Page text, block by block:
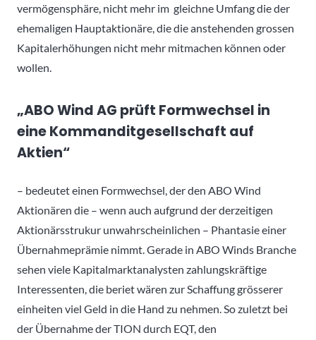
vermögensphäre, nicht mehr im gleichne Umfang die der
ehemaligen Hauptaktionäre, die die anstehenden grossen
Kapitalerhöhungen nicht mehr mitmachen können oder
wollen.
„ABO Wind AG prüft Formwechsel in
eine Kommanditgesellschaft auf
Aktien“
– bedeutet einen Formwechsel, der den ABO Wind
Aktionären die – wenn auch aufgrund der derzeitigen
Aktionärsstrukur unwahrscheinlichen – Phantasie einer
Übernahmeprämie nimmt. Gerade in ABO Winds Branche
sehen viele Kapitalmarktanalysten zahlungskräftige
Interessenten, die beriet wären zur Schaffung grösserer
einheiten viel Geld in die Hand zu nehmen. So zuletzt bei
der Übernahme der TION durch EQT, den